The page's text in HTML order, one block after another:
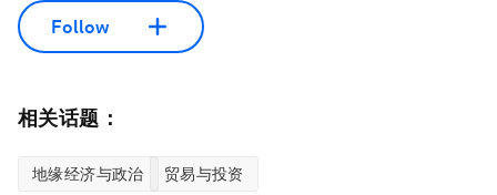
Follow
相关话题：
地缘经济与政治 贸易与投资